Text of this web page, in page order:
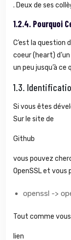
. Deux de ses
1.2.4. Pourquoi
C’est la question
coeur (heart)
un peu jusqu’à
1.3.
Si vous êtes
Sur le site de
Github
vous pouvez
OpenSSL et vous
openssl ->
Tout comme
lien